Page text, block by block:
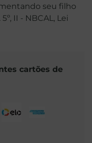
seu filho
II - NBCAL, Lei
cartões de